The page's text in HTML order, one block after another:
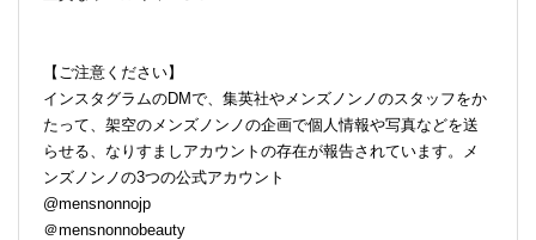
【ご注意ください】
インスタグラムのDMで、集英社やメンズノンノのスタッフをか
たって、架空のメンズノンノの企画で個人情報や写真などを送
らせる、なりすましアカウントの存在が報告されています。メ
ンズノンノの3つの公式アカウント
@mensnonnojp
＠mensnonnobeauty